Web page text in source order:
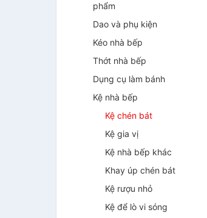
phẩm
Dao và phụ kiện
Kéo nhà bếp
Thớt nhà bếp
Dụng cụ làm bánh
Kệ nhà bếp
Kệ chén bát
Kệ gia vị
Kệ nhà bếp khác
Khay úp chén bát
Kệ rượu nhỏ
Kệ để lò vi sóng